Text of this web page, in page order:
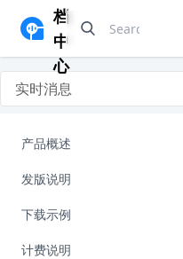
档
中
心
实时消息
产品概述
发版说明
下载示例
计费说明